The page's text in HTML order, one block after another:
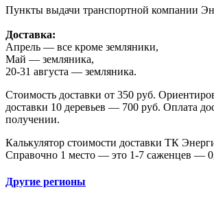
Пункты выдачи транспортной компании
Доставка:
Апрель — все кроме земляники,
Май — земляника,
20-31 августа — земляника.
Стоимость доставки от 350 руб.
доставки 10 деревьев — 700 руб. Оплата
получении.
Калькулятор стоимости доставки ТК
Справочно 1 место — это 1-7 саженцев —
Другие регионы